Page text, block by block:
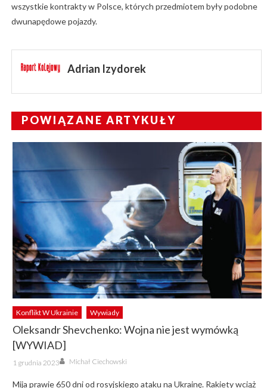
wszystkie kontrakty w Polsce, których przedmiotem były podobne
dwunapędowe pojazdy.
Adrian Izydorek
POWIĄZANE ARTYKUŁY
Konflikt W Ukrainie Wywiady
Oleksandr Shevchenko: Wojna nie jest wymówką
[WYWIAD]
Posted
on
1 grudnia 2023 Author
Michał Ciechowski
Mija prawie 650 dni od rosyjskiego ataku na Ukrainę. Rakiety wciąż